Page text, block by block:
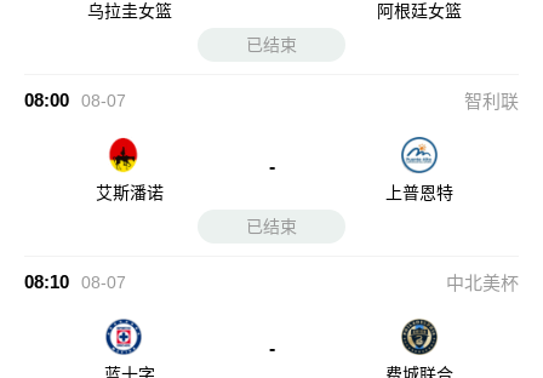
乌拉圭女篮
阿根廷女篮
已结束
08:00 08-07 智利联
艾斯潘诺
-
上普恩特
已结束
08:10 08-07 中北美杯
-